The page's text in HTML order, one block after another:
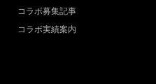
コラボ募集記事
コラボ実績案内